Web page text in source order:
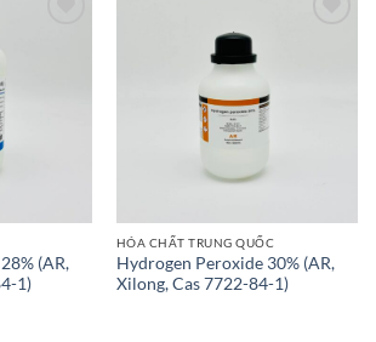
(AR,
1)
HÓA CHẤT TRUNG QUỐC
Hydrogen Peroxide 30% (AR,
Xilong, Cas 7722-84-1)